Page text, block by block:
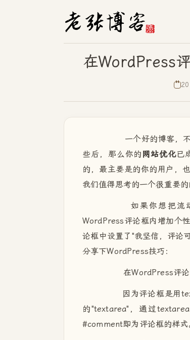
在WordPress
一个好的博客，不仅
些后，那么你的 网站优化已
的，最主要是的你的用户，
我们值得思考的一个很重要的
如果你想把流动的
WordPress评论框内增加个
论框中设置了"我坚信，评论
分享下WordPress技巧：
在WordPress评论框
因为评论框是用
的"textarea"，通过
#comment即为评论框的样式